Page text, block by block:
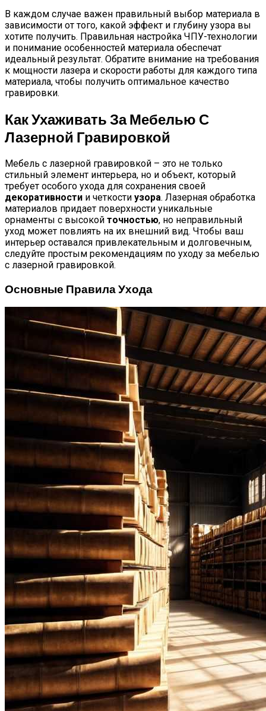
В каждом случае важен правильный выбор материала в
зависимости от того, какой эффект и глубину узора вы
хотите получить. Правильная настройка ЧПУ-технологии
и понимание особенностей материала обеспечат
идеальный результат. Обратите внимание на требования
к мощности лазера и скорости работы для каждого типа
материала, чтобы получить оптимальное качество
гравировки.
Как Ухаживать За Мебелью С
Лазерной Гравировкой
Мебель с лазерной гравировкой – это не только
стильный элемент интерьера, но и объект, который
требует особого ухода для сохранения своей
декоративности и четкости узора. Лазерная обработка
материалов придает поверхности уникальные
орнаменты с высокой точностью, но неправильный
уход может повлиять на их внешний вид. Чтобы ваш
интерьер оставался привлекательным и долговечным,
следуйте простым рекомендациям по уходу за мебелью
с лазерной гравировкой.
Основные Правила Ухода